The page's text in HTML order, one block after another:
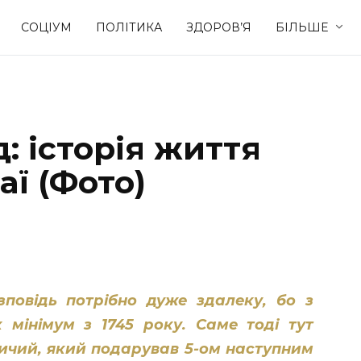
СОЦІУМ ПОЛІТИКА ЗДОРОВ’Я БІЛЬШЕ
Спорт
життя
(Фото)
потрібно дуже здалеку, бо з
мінімум з 1745 року. Саме тоді тут
який подарував 5-ом наступним